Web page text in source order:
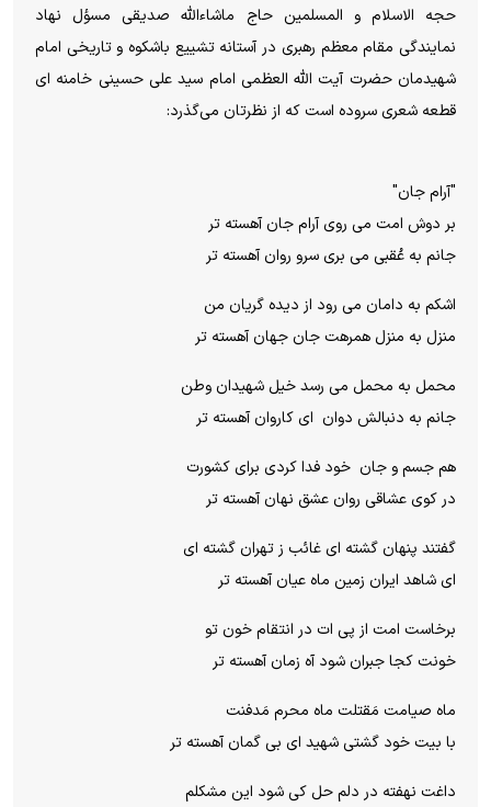
حجه الاسلام و المسلمین حاج ماشاءالله صدیقی مسؤل نهاد
نمایندگی مقام معظم رهبری در آستانه تشییع باشکوه و تاریخی امام
شهیدمان حضرت آیت الله العظمی امام سید علی حسینی خامنه ای
قطعه شعری سروده است که از نظرتان می‌گذرد:
"آرام جان"
بر دوش امت می روی آرام جان آهسته تر
جانم به عُقبی می بری سرو روان آهسته تر
اشکم به دامان می رود از دیده گریان من
منزل به منزل همرهت جان جهان آهسته تر
محمل به محمل می رسد خیل شهیدان وطن
جانم به دنبالش دوان ای کاروان آهسته تر
هم جسم و جان خود فدا کردی برای کشورت
در کوی عشاقی روان عشق نهان آهسته تر
گفتند پنهان گشته ای غائب ز تهران گشته ای
ای شاهد ایران زمین ماه عیان آهسته تر
برخاست امت از پی ات در انتقام خون تو
خونت کجا جبران شود آه زمان آهسته تر
ماه صیامت مَقتلت ماه محرم مَدفنت
با بیت خود گشتی شهید ای بی گمان آهسته تر
داغت نهفته در دلم حل کی شود این مشکلم